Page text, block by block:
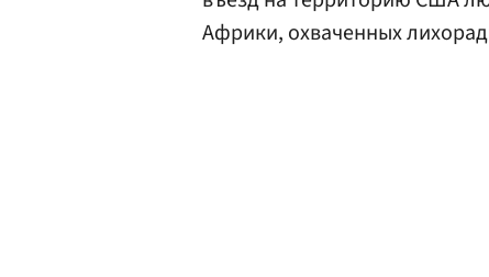
Африки, охваченных